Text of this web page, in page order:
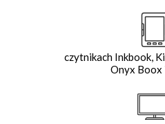
czytnikach Inkbook,
Onyx Boox